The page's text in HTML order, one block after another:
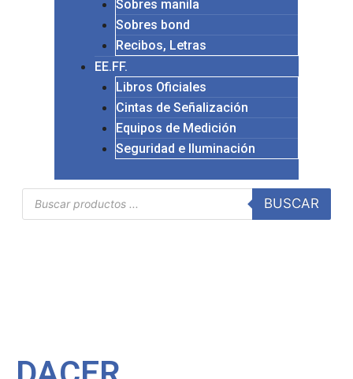
Sobres manila
Sobres bond
Recibos, Letras
EE.FF.
Libros Oficiales
Cintas de Señalización
Equipos de Medición
Seguridad e Iluminación
BUSCAR